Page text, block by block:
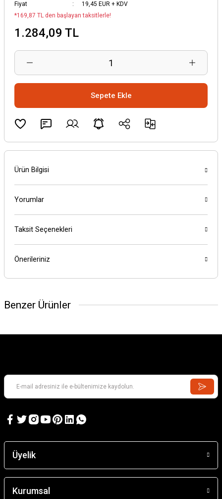
Fiyat
19,45 EUR + KDV
*169,87 TL den başlayan taksitlerle!
1.284,09 TL
Sepete Ekle
Ürün Bilgisi
Yorumlar
Taksit Seçenekleri
Önerileriniz
Benzer Ürünler
Formas Geometricas 3
1.954,20 TL 1.954,20 TL
Üyelik
Kurumsal